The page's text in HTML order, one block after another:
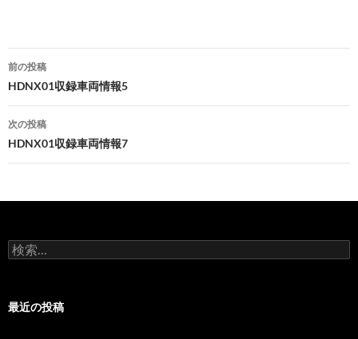
投
稿
ナ
ビ
ゲ
ー
ョ
前の投稿
HDNX01収録車両情報5
次の投稿
HDNX01収録車両情報7
検
索:
最近の投稿